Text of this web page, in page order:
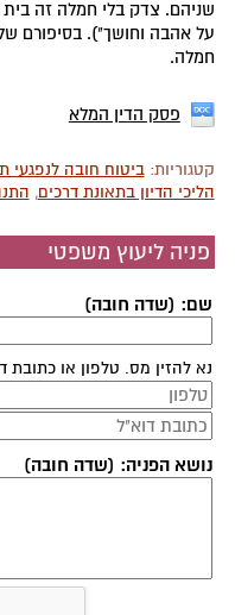
שניהם. צדק בלי חמלה זה בית
על אהבה וחושך"). בסיפורם
חמלה.
פסק הדין המלא
קטגוריות:ביטוח חובה לנפגעי
הליכי הדיון בתאונת דרכים,
פניה ליעוץ משפטי
שם: (שדה חובה)
נא להזין מס. טלפון או כתובת
נושא הפניה: (שדה חובה)